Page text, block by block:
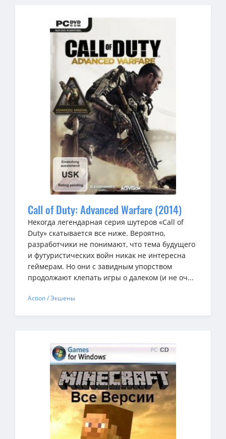
Call of Duty: Advanced Warfare (2014)
Некогда легендарная серия шутеров «Call of
Duty» скатывается все ниже. Вероятно,
разработчики не понимают, что тема будущего
и футуристических войн никак не интересна
геймерам. Но они с завидным упорством
продолжают клепать игры о далеком (и не оч...
Action / Экшены